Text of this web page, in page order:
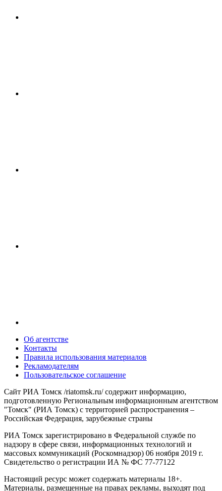
Об агентстве
Контакты
Правила использования материалов
Рекламодателям
Пользовательское соглашение
Сайт РИА Томск /riatomsk.ru/ содержит информацию,
подготовленную Региональным информационным агентством
"Томск" (РИА Томск) с территорией распространения –
Российская Федерация, зарубежные страны
РИА Томск зарегистрировано в Федеральной службе по
надзору в сфере связи, информационных технологий и
массовых коммуникаций (Роскомнадзор) 06 ноября 2019 г.
Свидетельство о регистрации ИА № ФС 77-77122
Настоящий ресурс может содержать материалы 18+.
Материалы, размещенные на правах рекламы, выходят под